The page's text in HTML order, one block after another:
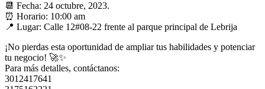
📆 Fecha: 24 octubre, 2023.
⏰ Horario: 10:00 am
📍 Lugar: Calle 12#08-22 frente al parque principal de Lebrija
¡No pierdas esta oportunidad de ampliar tus habilidades y potenciar
tu negocio! 🚀✨
Para más detalles, contáctanos:
3012417641